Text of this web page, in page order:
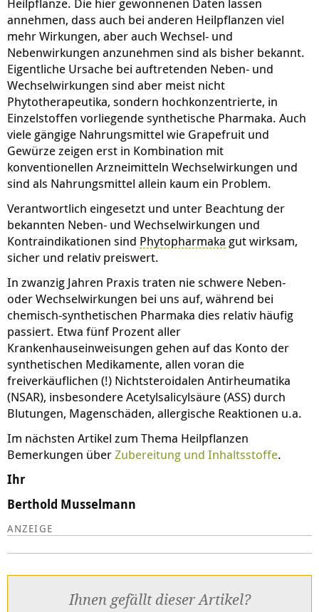
Heilpflanze. Die hier gewonnenen Daten lassen
annehmen, dass auch bei anderen Heilpflanzen viel
mehr Wirkungen, aber auch Wechsel- und
Nebenwirkungen anzunehmen sind als bisher bekannt.
Eigentliche Ursache bei auftretenden Neben- und
Wechselwirkungen sind aber meist nicht
Phytotherapeutika, sondern hochkonzentrierte, in
Einzelstoffen vorliegende synthetische Pharmaka. Auch
viele gängige Nahrungsmittel wie Grapefruit und
Gewürze zeigen erst in Kombination mit
konventionellen Arzneimitteln Wechselwirkungen und
sind als Nahrungsmittel allein kaum ein Problem.
Verantwortlich eingesetzt und unter Beachtung der
bekannten Neben- und Wechselwirkungen und
Kontraindikationen sind Phytopharmaka gut wirksam,
sicher und relativ preiswert.
In zwanzig Jahren Praxis traten nie schwere Neben-
oder Wechselwirkungen bei uns auf, während bei
chemisch-synthetischen Pharmaka dies relativ häufig
passiert. Etwa fünf Prozent aller
Krankenhauseinweisungen gehen auf das Konto der
synthetischen Medikamente, allen voran die
freiverkäuflichen (!) Nichtsteroidalen Antirheumatika
(NSAR), insbesondere Acetylsalicylsäure (ASS) durch
Blutungen, Magenschäden, allergische Reaktionen u.a.
Im nächsten Artikel zum Thema Heilpflanzen
Bemerkungen überZubereitung und Inhaltsstoffe.
Ihr
Berthold Musselmann
Ihnen gefällt dieser Artikel?